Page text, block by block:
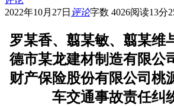
2022年10月27日 评论字数 4026阅读13分
罗某香、翦某敏、翦某维
德市某龙建材制造有限公
财产保险股份有限公司桃
车交通事故责任纠